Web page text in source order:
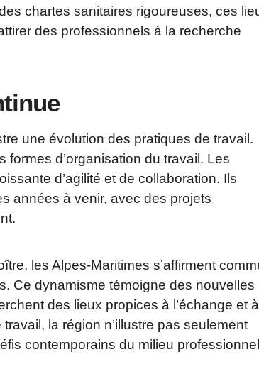
chartes sanitaires rigoureuses, ces
des professionnels à la recherche
une évolution des pratiques de travail.
d’organisation du travail. Les
d’agilité et de collaboration. Ils
années à venir, avec des projets
les Alpes-Maritimes s’affirment
Ce dynamisme témoigne des nouvelles
des lieux propices à l’échange et à
la région n’illustre pas seulement
contemporains du milieu